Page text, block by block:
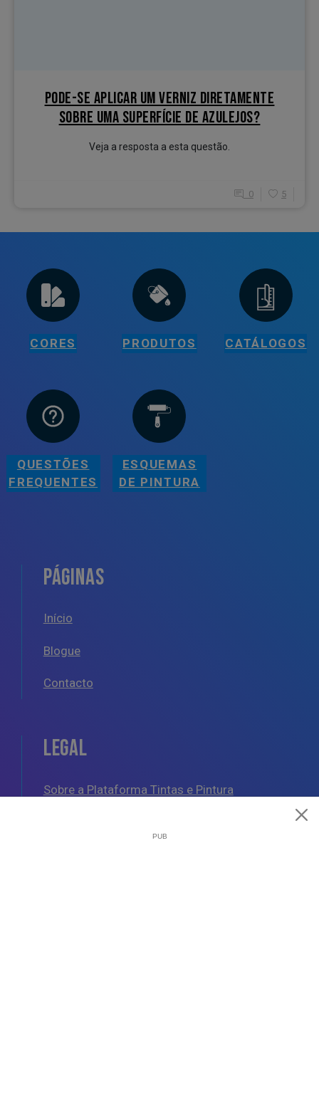
PODE-SE APLICAR UM VERNIZ DIRETAMENTE
SOBRE UMA SUPERFÍCIE DE AZULEJOS?
Veja a resposta a esta questão.
0 5
CORES PRODUTOS CATÁLOGOS
QUESTÕES
FREQUENTES
ESQUEMAS
DE PINTURA
PÁGINAS
Início
Blogue
Contacto
LEGAL
Sobre a Plataforma Tintas e Pintura